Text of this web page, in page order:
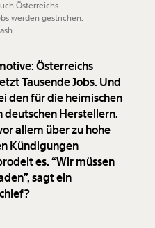
Österreichs
werden gestrichen.
Österreichs
Tausende Jobs. Und
den für die heimischen
Herstellern.
allem über zu hohe
Kündigungen
es. “Wir müssen
sagt ein